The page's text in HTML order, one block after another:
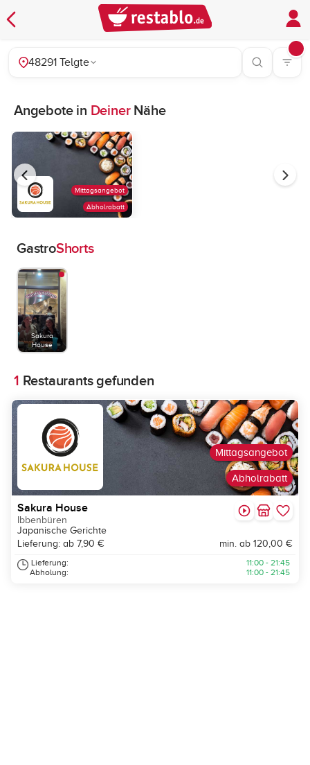
48291 Telgte
Angebote in DeinerNähe
Abholrabatt
Mittagsangebot
GastroShorts
Sakura
House
1 Restaurants gefunden
Abholrabatt
Mittagsangebot
Sakura House
Ibbenbüren
Japanische Gerichte
Lieferung: ab 7,90 €
min. ab 120,00 €
Lieferung:
Abholung:
11:00 - 21:45
11:00 - 21:45